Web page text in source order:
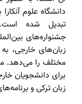
دانشگاه علوم
تبدیل شده است.
جشنواره‌های
زبان‌های خارجی،
مختلف را می‌دهد.
برای دانشجویان
زبان ترکی و